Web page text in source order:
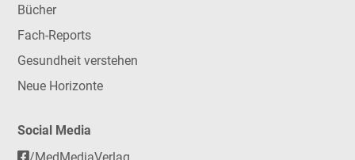
Bücher
Fach-Reports
Gesundheit verstehen
Neue Horizonte
Social Media